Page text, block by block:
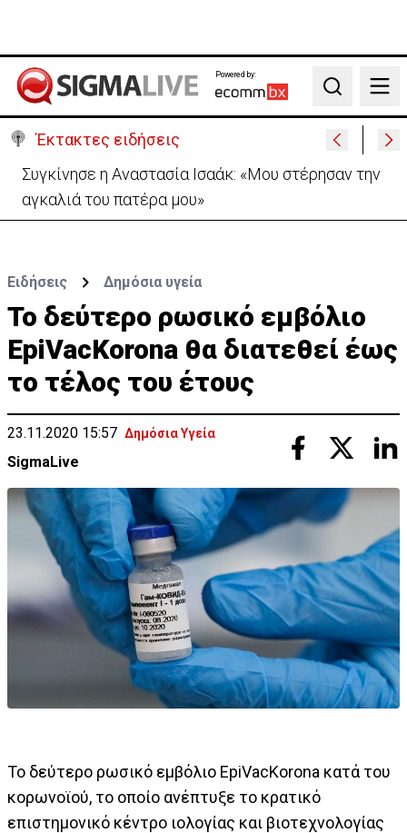
Powered by:
Search
Έκτακτες ειδήσεις
Μεγάλο πακέτο όπλων από Τουρκία προς Ουκρανία
-Κίνηση με μήνυμα προς Μόσχα;
Ειδήσεις Δημόσια υγεία
Το δεύτερο ρωσικό εμβόλιο
EpiVacKorona θα διατεθεί έως
το τέλος του έτους
23.11.2020 15:57 Δημόσια Υγεία
SigmaLive
Το δεύτερο ρωσικό εμβόλιο EpiVacKorona κατά του
κορωνοϊού, το οποίο ανέπτυξε το κρατικό
επιστημονικό κέντρο ιολογίας και βιοτεχνολογίας